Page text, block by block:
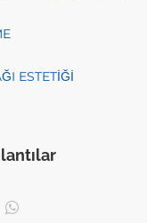
ESTETİĞİ